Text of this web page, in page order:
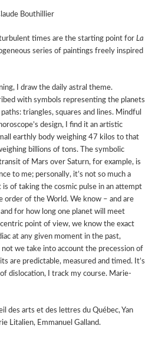
Bouthillier
times are the starting point for La
series of paintings freely inspired
I draw the daily astral theme.
with symbols representing the planets
triangles, squares and lines. Mindful
design, I find it an artistic
earthly body weighing 47 kilos to that
billions of tons. The symbolic
of Mars over Saturn, for example, is
to me; personally, it’s not so much a
of taking the cosmic pulse in an attempt
of the World. We know – and are
for how long one planet will meet
point of view, we know the exact
at any given moment in the past,
we take into account the precession of
are predictable, measured and timed. It’s
dislocation, I track my course. Marie-
des arts et des lettres du Québec, Yan
Litalien, Emmanuel Galland.